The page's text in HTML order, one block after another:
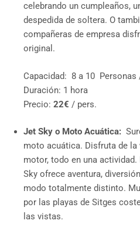
celebrando un cumpleaños,
despedida de soltera. O
compañeras de empresa
original.
Capacidad: 8 a 10 Personas
Duración: 1 hora
Precio: 22€ / pers.
Jet Sky o Moto Acuática:
moto acuática. Disfruta de la
motor, todo en una
Sky ofrece aventura,
modo totalmente distinto.
por las playas de Sitges
las vistas.